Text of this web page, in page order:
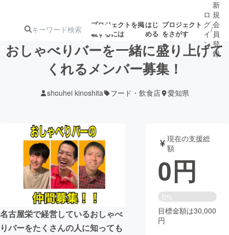
プロジェクトを掲
載するには
はじ
める
プロジェクト
をさがす
ターン
ジェクト
募集終了が近いプ
ロジェクト
されます
アート・写真 音楽
テクノロジー・ガジェット ゲーム・サ
映像・映画 書籍・雑誌
ビジネス・起業
ロ
グ
イ
ン
/
新
規
会
員
登
録
おしゃべりバーを一緒に盛り上げて
くれるメンバー募集！
shouhei kinoshita フード・飲食店 愛知県
名古屋栄で経営しているおしゃべ
りバーをたくさんの人に知っても
現在の支援総
額
0円
0%
目標金額は30,000
円